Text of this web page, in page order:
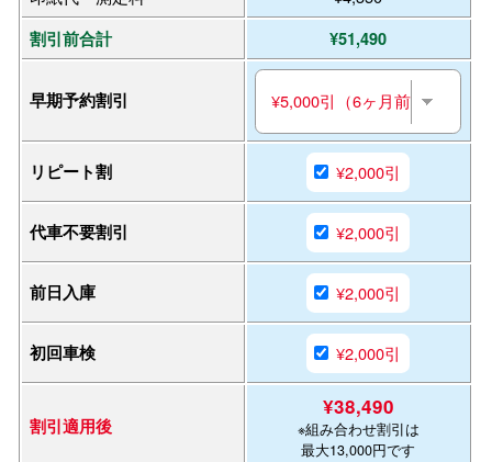
割引前合計 ¥51,490
早期予約割引
リピート割 ¥2,000引
代車不要割引 ¥2,000引
前日入庫 ¥2,000引
初回車検 ¥2,000引
割引適用後
¥38,490
※組み合わせ割引は
最大13,000円です